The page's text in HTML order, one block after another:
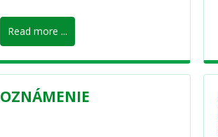
Read more ...
OZNÁMENIE